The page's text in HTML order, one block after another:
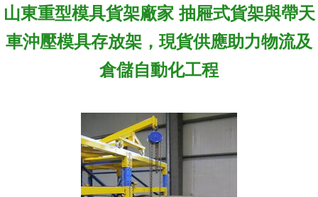
山東重型模具貨架廠家 抽屜式貨架與帶天
車沖壓模具存放架，現貨供應助力物流及
倉儲自動化工程